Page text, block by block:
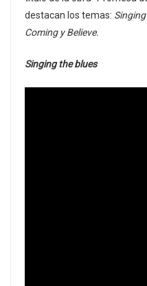
destacan los temas:
Coming y Believe.
Singing the blues